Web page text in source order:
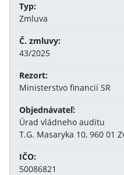
Typ:
Zmluva
Č. zmluvy:
43/2025
Rezort:
Ministerstvo financií SR
Objednávateľ:
Úrad vládneho auditu
T.G. Masaryka 10, 960 01
IČO:
50086821